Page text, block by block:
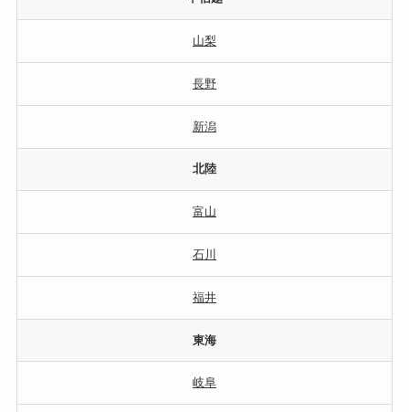
山梨
長野
新潟
北陸
富山
石川
福井
東海
岐阜